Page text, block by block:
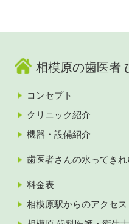
相模原の歯医者
コンセプト
クリニック紹介
機器・設備紹介
歯医者さんの水ってきれ
料金表
相模原駅からのアクセス